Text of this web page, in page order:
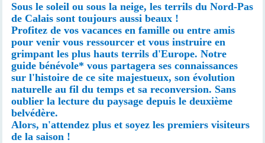
Sous le soleil ou sous la neige, les terrils du Nord-Pas
de Calais sont toujours aussi beaux !
Profitez de vos vacances en famille ou entre amis
pour venir vous ressourcer et vous instruire en
grimpant les plus hauts terrils d'Europe. Notre
guide bénévole* vous partagera ses connaissances
sur l'histoire de ce site majestueux, son évolution
naturelle au fil du temps et sa reconversion. Sans
oublier la lecture du paysage depuis le deuxième
belvédère.
Alors, n'attendez plus et soyez les premiers visiteurs
de la saison !